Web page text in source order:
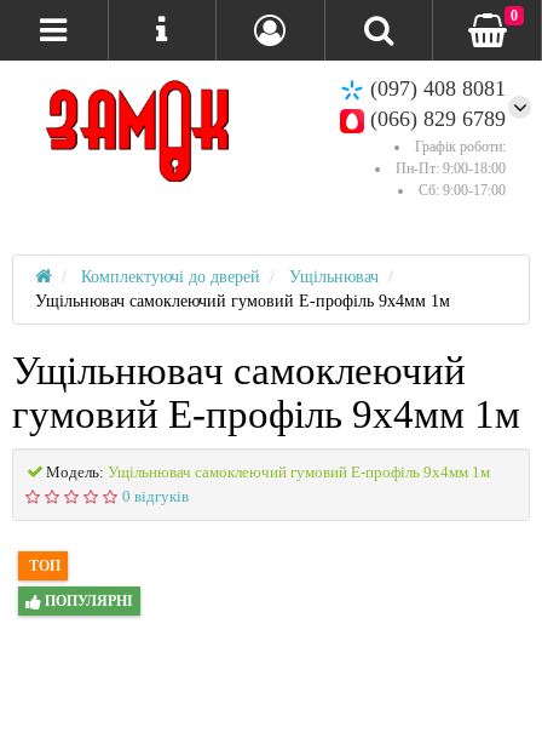
(097) 408 8081
(066) 829 6789
Графік роботи:
Пн-Пт: 9:00-18:00
Сб: 9:00-17:00
0
Комплектуючі до дверей
Ущільнювач
Ущільнювач самоклеючий гумовий E-профіль 9х4мм 1м
Ущільнювач самоклеючий
гумовий E-профіль 9х4мм 1м
Модель: Ущільнювач самоклеючий гумовий E-профіль 9х4мм 1м
0 відгуків
ТОП
ПОПУЛЯРНІ